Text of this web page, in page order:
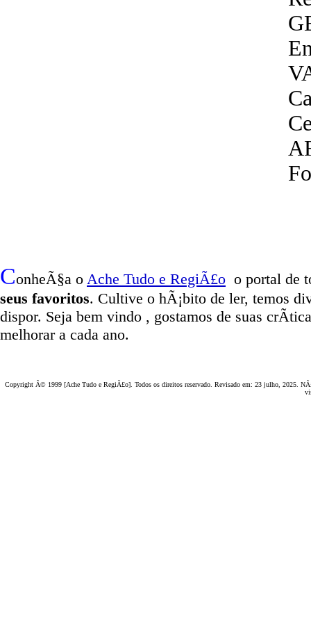
ConheÃ§a o Ache Tudo e RegiÃ£o o portal de
seus favoritos. Cultive o hÃ¡bito de ler, temos
dispor. Seja bem vindo , gostamos de suas
melhorar a cada ano.
Copyright Â© 1999 [Ache Tudo e RegiÃ£o]. Todos os direitos reservado. Revisado em: 23 julho, 2025 .